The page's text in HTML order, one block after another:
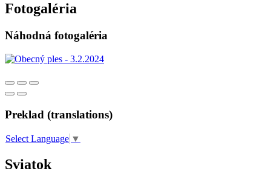
Fotogaléria
Náhodná fotogaléria
Preklad (translations)
Select Language ▼
Sviatok